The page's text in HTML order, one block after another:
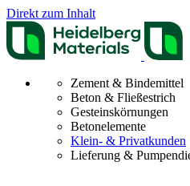
Direkt zum Inhalt
Zement & Bindemittel
Beton & Fließestrich
Gesteinskörnungen
Betonelemente
Klein- & Privatkunden
Lieferung &